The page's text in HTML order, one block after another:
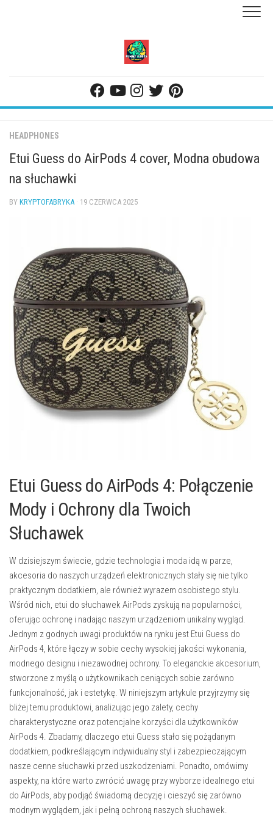
HEADPHONES
Etui Guess do AirPods 4 cover, Modna obudowa
na słuchawki
BY KRYPTOFABRYKA · 19 CZERWCA 2025
Etui Guess do AirPods 4: Połączenie
Mody i Ochrony dla Twoich
Słuchawek
W dzisiejszym świecie, gdzie technologia i moda idą w parze,
akcesoria do naszych urządzeń elektronicznych stały się nie tylko
praktycznym dodatkiem, ale również wyrazem osobistego stylu.
Wśród nich, etui do słuchawek AirPods zyskują na popularności,
oferując ochronę i nadając naszym urządzeniom unikalny wygląd.
Jednym z godnych uwagi produktów na rynku jest Etui Guess do
AirPods 4, które łączy w sobie cechy wysokiej jakości wykonania,
modnego designu i niezawodnej ochrony. To eleganckie akcesorium,
stworzone z myślą o użytkownikach ceniących sobie zarówno
funkcjonalność, jak i estetykę. W niniejszym artykule przyjrzymy się
bliżej temu produktowi, analizując jego zalety, cechy
charakterystyczne oraz potencjalne korzyści dla użytkowników
AirPods 4. Zbadamy, dlaczego etui Guess stało się pożądanym
dodatkiem, podkreślającym indywidualny styl i zabezpieczającym
nasze cenne słuchawki przed uszkodzeniami. Ponadto, omówimy
aspekty, na które warto zwrócić uwagę przy wyborze idealnego etui
do AirPods, aby podjąć świadomą decyzję i cieszyć się zarówno
modnym wyglądem, jak i pełną ochroną naszych słuchawek.